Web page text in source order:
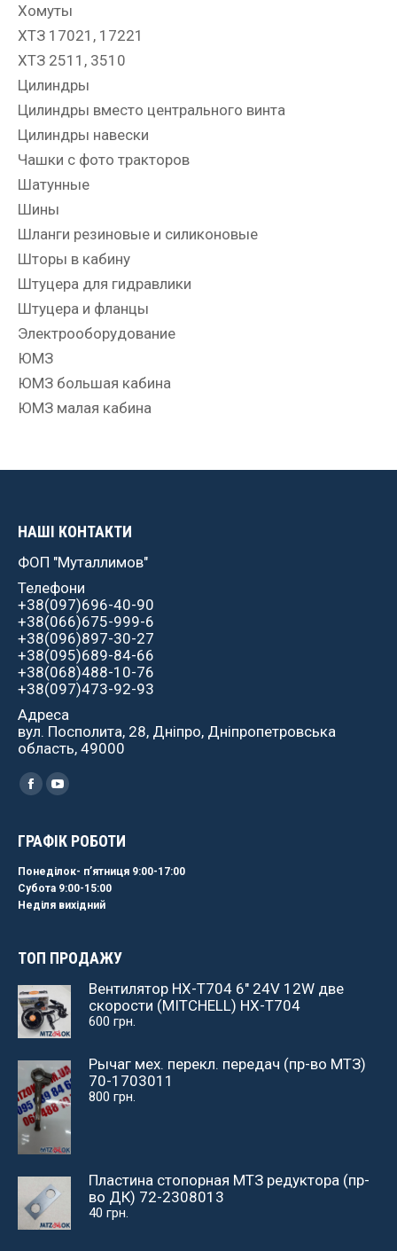
Хомуты
ХТЗ 17021, 17221
ХТЗ 2511, 3510
Цилиндры
Цилиндры вместо центрального винта
Цилиндры навески
Чашки с фото тракторов
Шатунные
Шины
Шланги резиновые и силиконовые
Шторы в кабину
Штуцера для гидравлики
Штуцера и фланцы
Электрооборудование
ЮМЗ
ЮМЗ большая кабина
ЮМЗ малая кабина
НАШІ КОНТАКТИ
ФОП "Муталлимов"
Телефони
+38(097)696-40-90
+38(066)675-999-6
+38(096)897-30-27
+38(095)689-84-66
+38(068)488-10-76
+38(097)473-92-93
Адреса
вул. Посполита, 28, Дніпро, Дніпропетровська
область, 49000
Найдите нас:
Facebook
YouTube
ГРАФІК РОБОТИ
Понеділок- пʼятниця 9:00-17:00
Субота 9:00-15:00
Неділя вихідний
ТОП ПРОДАЖУ
Вентилятор НХ-Т704 6" 24V 12W две
скорости (MITCHELL) НХ-Т704
600 грн.
Рычаг мех. перекл. передач (пр-во МТЗ)
70-1703011
800 грн.
Пластина стопорная МТЗ редуктора (пр-
во ДК) 72-2308013
40 грн.